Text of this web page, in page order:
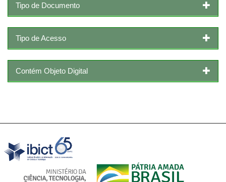
Tipo de Documento
Tipo de Acesso
Contém Objeto Digital